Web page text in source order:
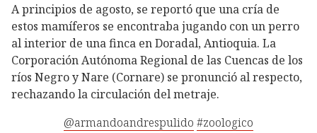
A principios de agosto, se reportó que una cría de
estos mamíferos se encontraba jugando con un perro
al interior de una finca en Doradal, Antioquia. La
Corporación Autónoma Regional de las Cuencas de los
ríos Negro y Nare (Cornare) se pronunció al respecto,
rechazando la circulación del metraje.
@armandoandrespulido #zoologico